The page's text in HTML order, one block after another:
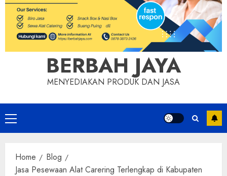
BERBAH JAYA
MENYEDIAKAN PRODUK DAN JASA
Primary
Menu
Home
Blog
Jasa Pesewaan Alat Carering Terlengkap di Kabupaten